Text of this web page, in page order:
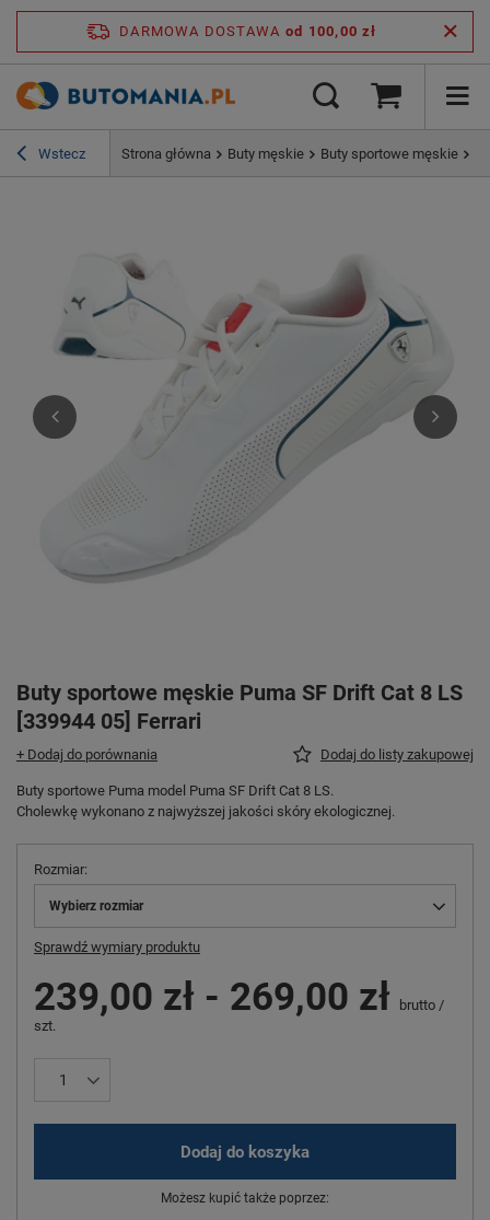
DARMOWA DOSTAWA od 100,00 zł
Wstecz Strona główna Buty męskie Buty sportowe męskie
Buty sportowe męskie Puma SF Drift Cat 8 LS
[339944 05] Ferrari
+ Dodaj do porównania Dodaj do listy zakupowej
Buty sportowe Puma model Puma SF Drift Cat 8 LS.
Cholewkę wykonano z najwyższej jakości skóry ekologicznej.
Rozmiar
Wybierz rozmiar
Sprawdź wymiary produktu
239,00 zł - 269,00 zł brutto /
szt.
Dodaj do koszyka
Możesz kupić także poprzez: